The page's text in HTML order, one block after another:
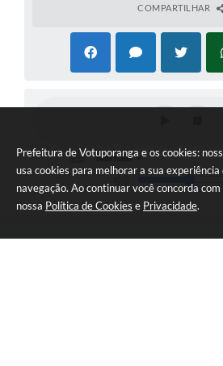
Prefeitura de Votuporanga e os cookies:
usa cookies para melhorar a sua experiência
navegação. Ao continuar você concorda com
nossa Política de Cookies e Privacidade.
COMPARTILHAR